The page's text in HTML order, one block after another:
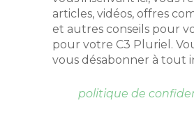
articles, vidéos, offres
et autres conseils pour
pour votre C3 Pluriel.
vous désabonner à tout
politique de